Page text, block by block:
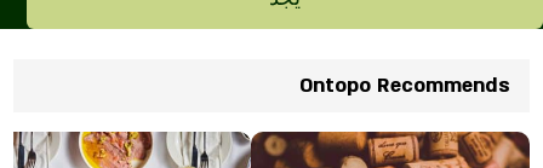
Ontopo Recommends